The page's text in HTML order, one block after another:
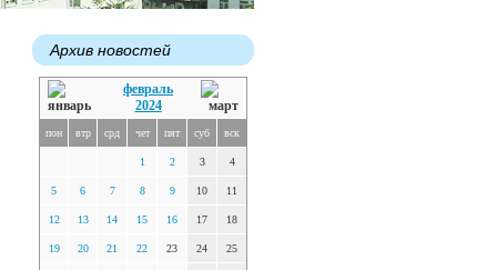
Архив новостей
февраль
2024
пон втр срд чет пят суб вск
1 2 3 4
5 6 7 8 9 10 11
12 13 14 15 16 17 18
19 20 21 22 23 24 25